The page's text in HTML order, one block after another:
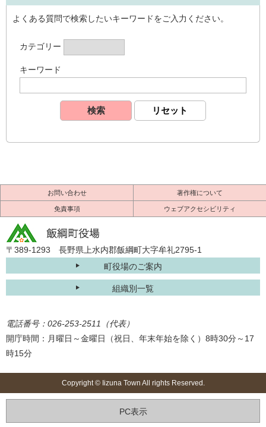
よくある質問で検索したいキーワードをご入力ください。
カテゴリー
キーワード
お問い合わせ 著作権について
免責事項 ウェブアクセシビリティ
〒389-1293 長野県上水内郡飯綱町大字牟礼2795-1
町役場のご案内
組織別一覧
電話番号：026-253-2511（代表）
開庁時間：月曜日～金曜日（祝日、年末年始を除く）8時30分～17
時15分
Copyright © Iizuna Town All rights Reserved.
PC表示